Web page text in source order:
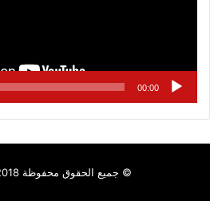
00:00
© جميع الحقوق محفوظة 2018 |